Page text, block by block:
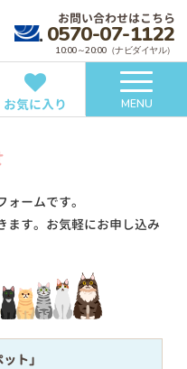
お問い合わせはこちら
0570-07-1122
10:00～20:00（ナビダイヤル）
お気に入り MENU
ームです。
ます。お気軽にお申し込み
ト」